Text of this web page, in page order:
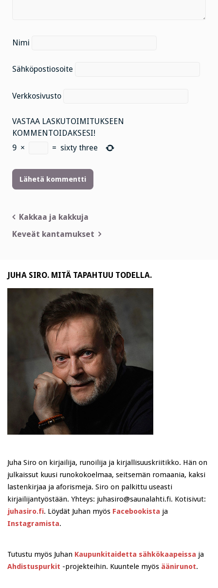
Nimi
Sähköpostiosoite
Verkkosivusto
VASTAA LASKUTOIMITUKSEEN
KOMMENTOIDAKSESI!
9 × = sixty three
Artikkelien
selaus
Kakkaa ja kakkuja
Keveät kantamukset
JUHA SIRO. MITÄ TAPAHTUU TODELLA.
Juha Siro on kirjailija, runoilija ja kirjallisuuskriitikko. Hän on
julkaissut kuusi runokokoelmaa, seitsemän romaania, kaksi
lastenkirjaa ja aforismeja. Siro on palkittu useasti
kirjailijantyöstään. Yhteys: juhasiro@saunalahti.fi. Kotisivut:
juhasiro.fi. Löydät Juhan myös Facebookista ja
Instagramista.
Tutustu myös Juhan Kaupunkitaidetta sähkökaapeissa ja
Ahdistuspurkit -projekteihin. Kuuntele myös äänirunot.